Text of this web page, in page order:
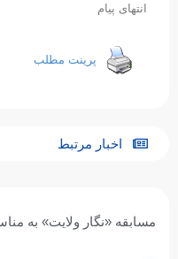
انتهای پیام
پرینت مطلب
اخبار مرتبط
مسابقه «نگار ولایت» به